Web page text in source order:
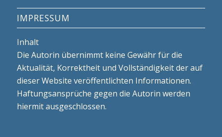
IMPRESSUM
Inhalt
Die Autorin übernimmt keine Gewähr für die
Aktualität, Korrektheit und Vollständigkeit der auf
dieser Website veröffentlichten Informationen.
Haftungsansprüche gegen die Autorin werden
hiermit ausgeschlossen.